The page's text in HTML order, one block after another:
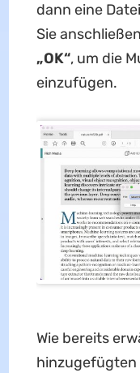
dann eine
Sie
„OK“, um die
einzufügen.
Wie bereits
hinzugefügten